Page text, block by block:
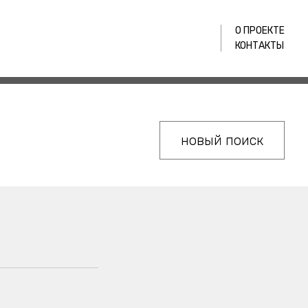
О ПРОЕКТЕ
КОНТАКТЫ
новый поиск